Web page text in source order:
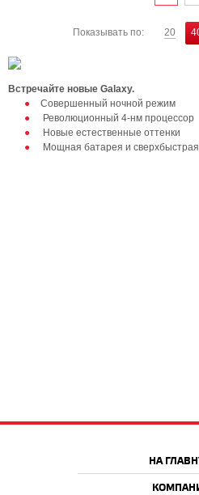
Показывать по: 20
Встречайте новые Galaxy.
Совершенный ночной режим
Революционный 4-нм процессор
Новые естественные оттенки
Мощная батарея и
НА